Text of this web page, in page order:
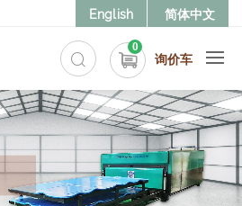
English 简体中文
0
询价车